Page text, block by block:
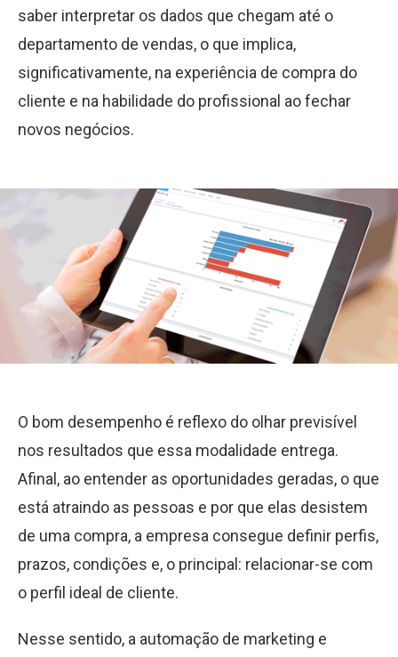
saber interpretar os dados que chegam até o
departamento de vendas, o que implica,
significativamente, na experiência de compra do
cliente e na habilidade do profissional ao fechar
novos negócios.
O bom desempenho é reflexo do olhar previsível
nos resultados que essa modalidade entrega.
Afinal, ao entender as oportunidades geradas, o que
está atraindo as pessoas e por que elas desistem
de uma compra, a empresa consegue definir perfis,
prazos, condições e, o principal: relacionar-se com
o perfil ideal de cliente.
Nesse sentido, a automação de marketing e